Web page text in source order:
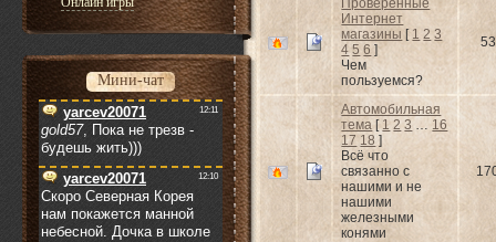
Мини-чат
Проверенные
Интернет
магазины [ 1 2 3
4 5 6 ]
Чем
пользуемся?
53
Автомобильная
тема [ 1 2 3 … 16
17 18 ]
Всё что
связанно с
нашими и не
нашими
железными
конями